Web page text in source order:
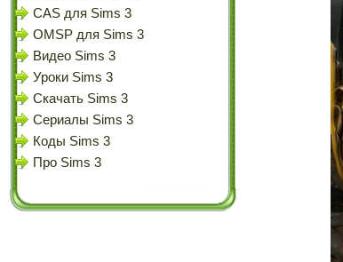
CAS для Sims 3
OMSP для Sims 3
Видео Sims 3
Уроки Sims 3
Скачать Sims 3
Сериалы Sims 3
Коды Sims 3
Про Sims 3